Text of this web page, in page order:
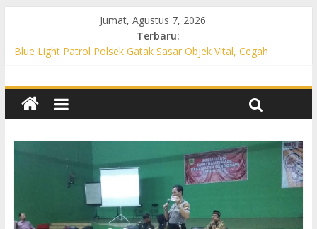
Jumat, Agustus 7, 2026
Terbaru:
Blue Light Patrol Polsek Gatak Sasar Objek Vital, Cegah
Permukiman, Antisipasi 3C dan Gangguan Kamtibmas
Patroli KRYD Polsek Baki Sisir Titik Rawan, Cegah 3C hingga
Patroli Blue Light Polsek Nguter Sasar Perbankan hingga
Permukiman, Antisipasi 3C dan Gangguan Kamtibmas
Blue Light Patrol Polsek Tawangsari Sisir Belasan Desa, Cegah
Kejahatan 3C dan Gangguan Kamtibmas